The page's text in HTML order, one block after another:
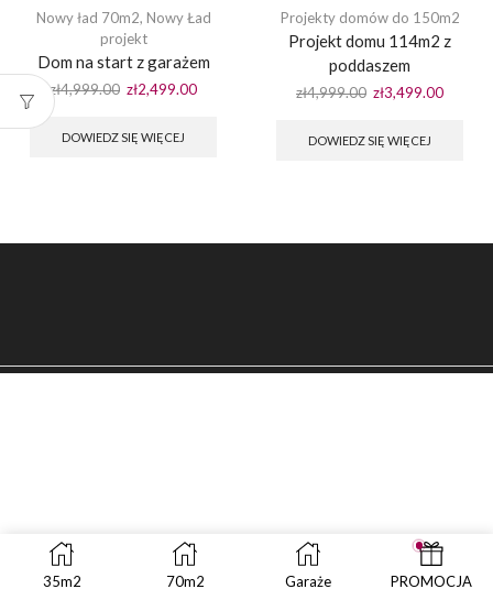
Nowy ład 70m2, Nowy Ład
projekt
Dom na start z garażem
zł4,999.00 Pierwotna
wynosiła:
zł2,499.00Aktualna
DOWIEDZ SIĘ WIĘCEJ
Projekty domów do 150m2
Projekt domu 114m2 z
poddaszem
zł4,999.00 Pierwotna
wynosiła:
zł3,499.00
DOWIEDZ SIĘ WIĘCEJ
35m2 70m2 Garaże PROMOCJA